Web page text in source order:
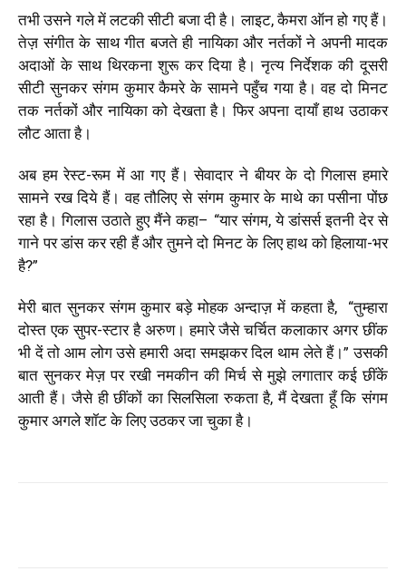
तभी उसने गले में लटकी सीटी बजा दी है। लाइट, कैमरा ऑन हो गए हैं।
तेज़ संगीत के साथ गीत बजते ही नायिका और नर्तकों ने अपनी मादक
अदाओं के साथ थिरकना शुरू कर दिया है। नृत्य निर्देशक की दूसरी
सीटी सुनकर संगम कुमार कैमरे के सामने पहुँच गया है। वह दो मिनट
तक नर्तकों और नायिका को देखता है। फिर अपना दायाँ हाथ उठाकर
लौट आता है।
अब हम रेस्ट-रूम में आ गए हैं। सेवादार ने बीयर के दो गिलास हमारे
सामने रख दिये हैं। वह तौलिए से संगम कुमार के माथे का पसीना पोंछ
रहा है। गिलास उठाते हुए मैंने कहा– “यार संगम, ये डांसर्स इतनी देर से
गाने पर डांस कर रही हैं और तुमने दो मिनट के लिए हाथ को हिलाया-भर
है?”
मेरी बात सुनकर संगम कुमार बड़े मोहक अन्दाज़ में कहता है, “तुम्हारा
दोस्त एक सुपर-स्टार है अरुण। हमारे जैसे चर्चित कलाकार अगर छींक
भी दें तो आम लोग उसे हमारी अदा समझकर दिल थाम लेते हैं।” उसकी
बात सुनकर मेज़ पर रखी नमकीन की मिर्च से मुझे लगातार कई छींकें
आती हैं। जैसे ही छींकों का सिलसिला रुकता है, मैं देखता हूँ कि संगम
कुमार अगले शॉट के लिए उठकर जा चुका है।